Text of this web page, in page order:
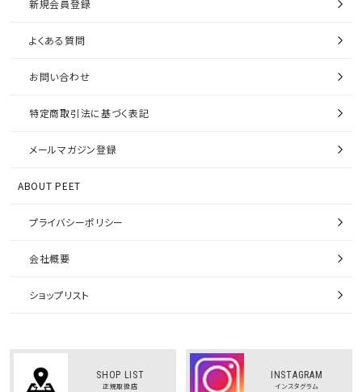
新規会員登録
よくある質問
お問い合わせ
特定商取引法に基づく表記
メールマガジン登録
ABOUT PEET
プライバシーポリシー
会社概要
ショップリスト
SHOP LIST
正規取扱店
INSTAGRAM
インスタグラム